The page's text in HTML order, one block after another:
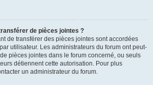
de pièces jointes ?
de transférer des pièces jointes sont accordées
utilisateur. Les administrateurs du forum ont peut-
pièces jointes dans le forum concerné, ou seuls
détiennent cette autorisation. Pour plus
un administrateur du forum.